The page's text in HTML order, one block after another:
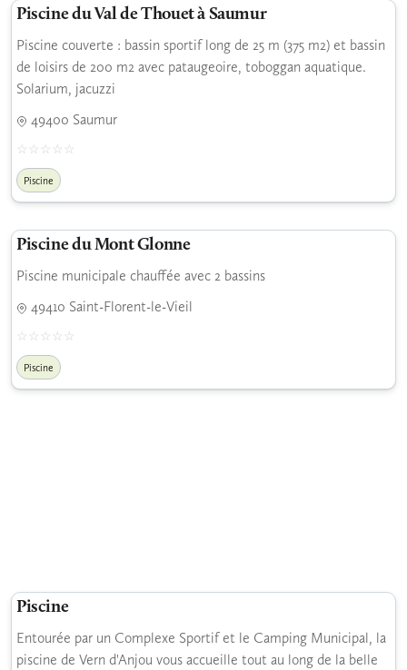
Piscine du Val de Thouet à Saumur
Piscine couverte : bassin sportif long de 25 m (375 m2) et bassin
de loisirs de 200 m2 avec pataugeoire, toboggan aquatique.
Solarium, jacuzzi
49400 Saumur
Piscine
Piscine du Mont Glonne
Piscine municipale chauffée avec 2 bassins
49410 Saint-Florent-le-Vieil
Piscine
Piscine
Entourée par un Complexe Sportif et le Camping Municipal, la
piscine de Vern d'Anjou vous accueille tout au long de la belle